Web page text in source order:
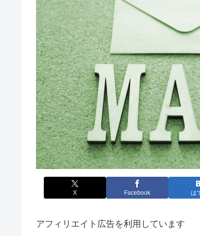
X Facebook は
アフィリエイト広告を利用しています